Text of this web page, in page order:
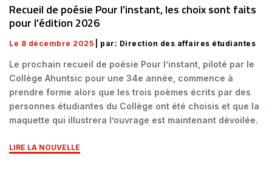
Recueil de poésie Pour l’instant, les choix sont faits
pour l'édition 2026
Le 8 décembre 2025 | par: Direction des affaires étudiantes
Le prochain recueil de poésie Pour l’instant, piloté par le
Collège Ahuntsic pour une 34e année, commence à
prendre forme alors que les trois poèmes écrits par des
personnes étudiantes du Collège ont été choisis et que la
maquette qui illustrera l’ouvrage est maintenant dévoilée.
LIRE LA NOUVELLE